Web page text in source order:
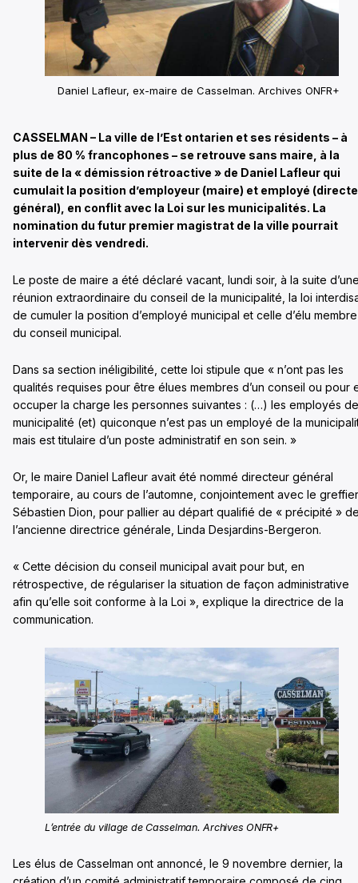
Daniel Lafleur, ex-maire de Casselman. Archives ONFR+
CASSELMAN – La ville de l’Est ontarien et ses résidents – à
plus de 80 % francophones – se retrouve sans maire, à la
suite de la « démission rétroactive » de Daniel Lafleur qui
cumulait la position d’employeur (maire) et employé
général), en conflit avec la Loi sur les municipalités. La
nomination du futur premier magistrat de la ville pourrait
intervenir dès vendredi.
Le poste de maire a été déclaré vacant, lundi soir, à la suite
réunion extraordinaire du conseil de la municipalité, la loi
de cumuler la position d’employé municipal et celle d’élu membre
du conseil municipal.
Dans sa section inéligibilité, cette loi stipule que « n’ont pas les
qualités requises pour être élues membres d’un conseil ou pour
occuper la charge les personnes suivantes : (…) les employés
municipalité (et) quiconque n’est pas un employé de la
mais est titulaire d’un poste administratif en son sein. »
Or, le maire Daniel Lafleur avait été nommé directeur général
temporaire, au cours de l’automne, conjointement avec le greffier
Sébastien Dion, pour pallier au départ qualifié de « précipité »
l’ancienne directrice générale, Linda Desjardins-Bergeron.
« Cette décision du conseil municipal avait pour but, en
rétrospective, de régulariser la situation de façon administrative
afin qu’elle soit conforme à la Loi », explique la directrice de la
communication.
L’entrée du village de Casselman. Archives ONFR+
Les élus de Casselman ont annoncé, le 9 novembre dernier, la